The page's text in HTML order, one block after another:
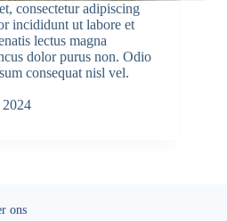
consectetur adipiscing
incididunt ut labore et
lectus magna
dolor purus non. Odio
consequat nisl vel.
ons